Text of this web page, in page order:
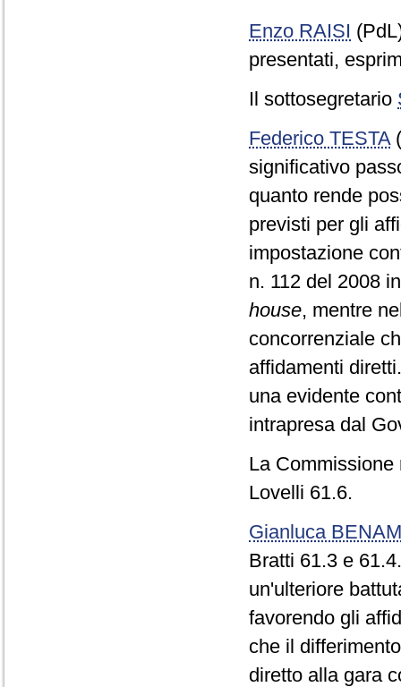
Enzo RAISI
presentati,
Il sottosegretario
Federico TESTA
significativo
quanto rende
previsti per gli
impostazione
n. 112 del 2008
house, mentre
concorrenziale
affidamenti
una evidente
intrapresa dal
La
Lovelli 61.6.
Gianluca
Bratti 61.3 e
un'ulteriore
favorendo gli
che il
diretto alla gara